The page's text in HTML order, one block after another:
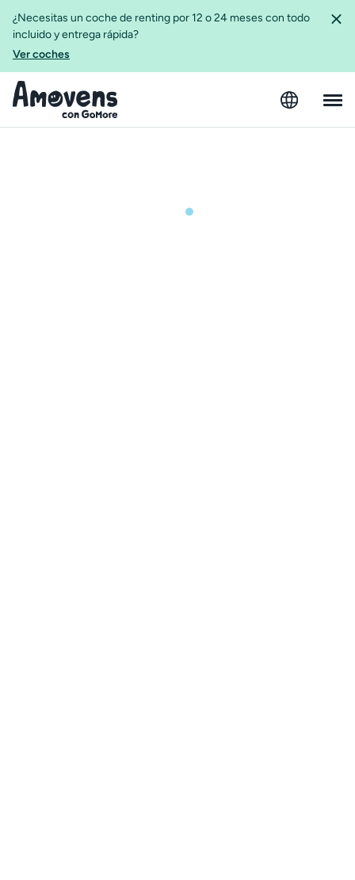
¿Necesitas un coche de renting por 12 o 24 meses con todo
incluido y entrega rápida?
Ver coches